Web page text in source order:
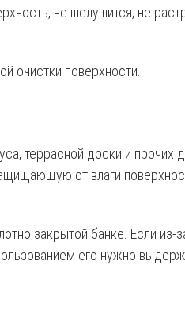
не шелушится, не
очистки поверхности.
террасной доски и прочих
от влаги
закрытой банке. Если из-
его нужно